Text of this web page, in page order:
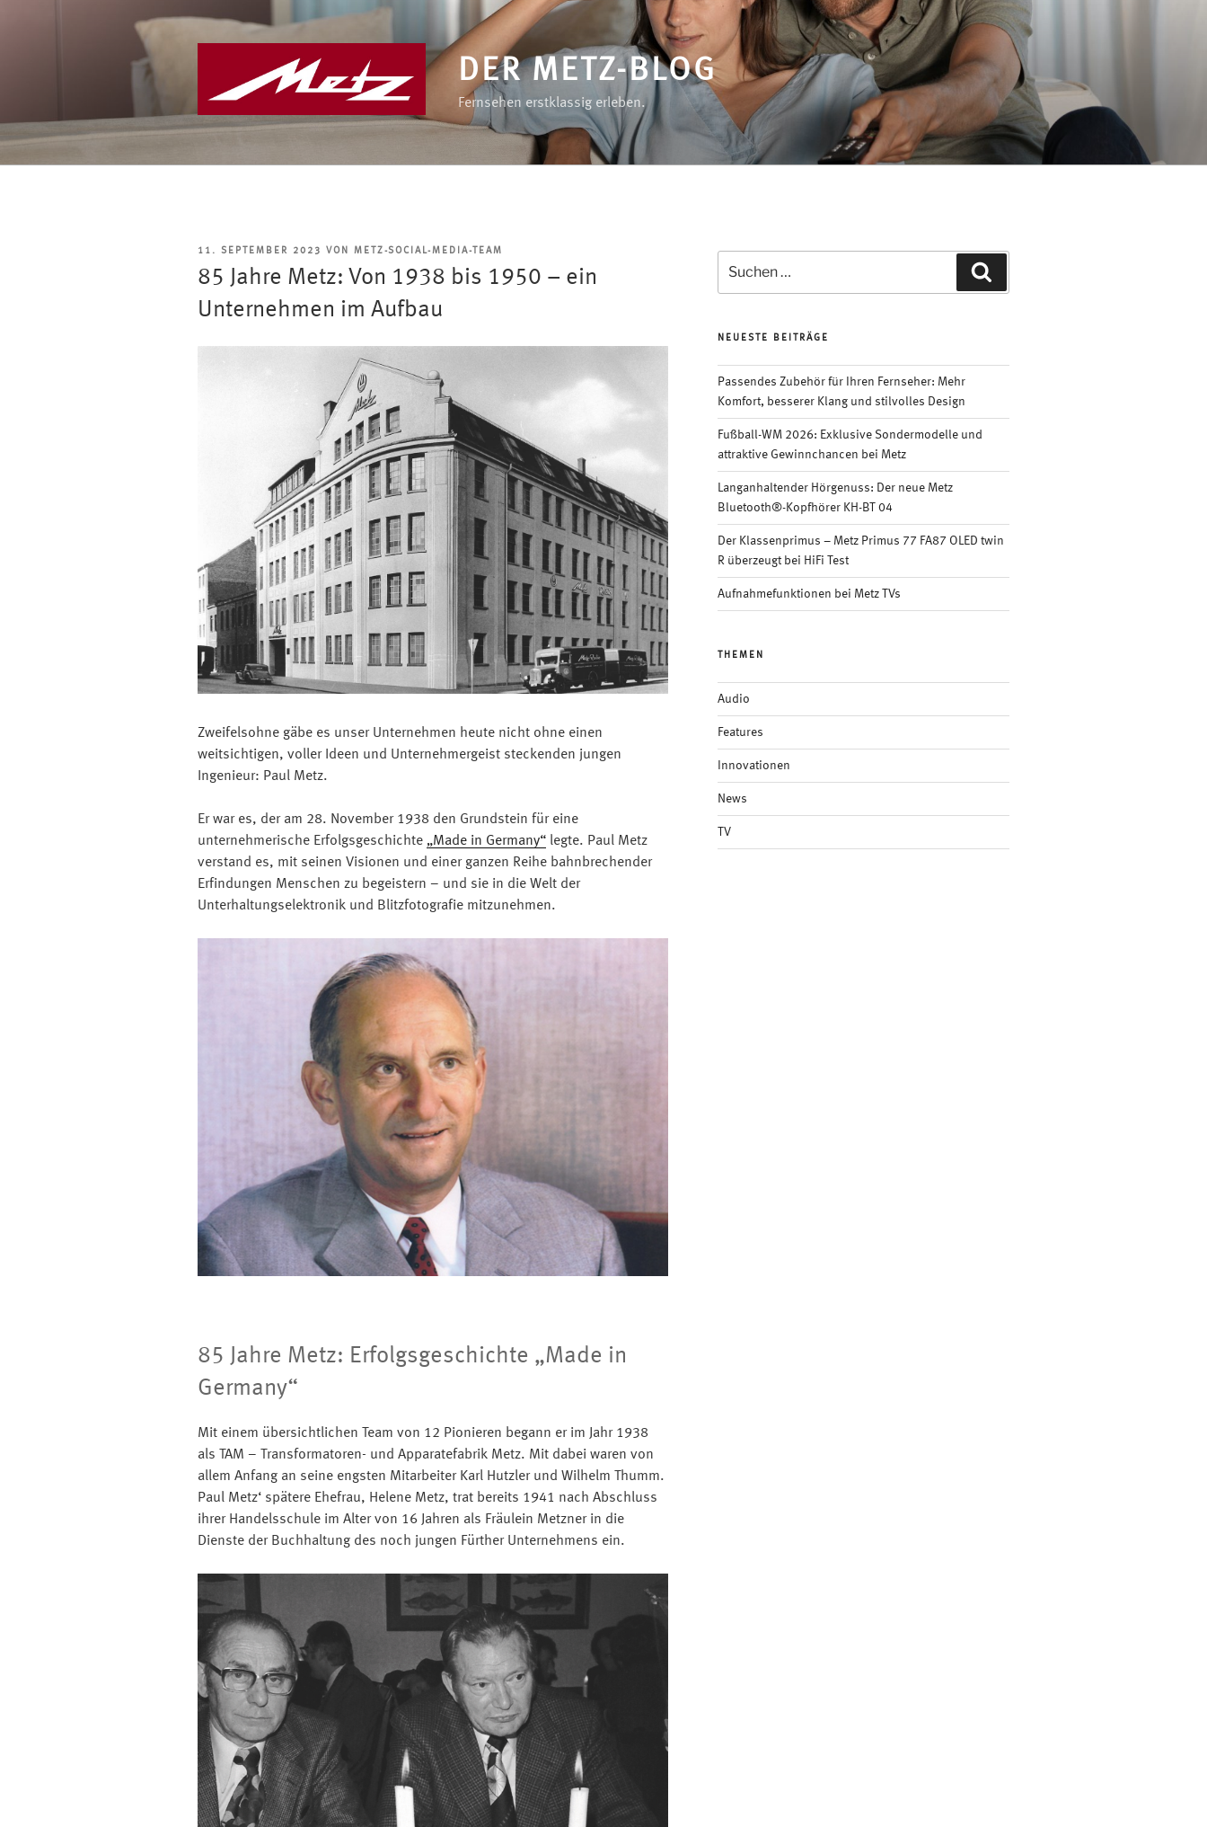
DER METZ-BLOG
Fernsehen erstklassig erleben.
VERÖFFENTLICHT
11. SEPTEMBER 2023 VON METZ-SOCIAL-MEDIA-TEAM
85 Jahre Metz: Von 1938 bis 1950 – ein
Unternehmen im Aufbau
Zweifelsohne gäbe es unser Unternehmen heute nicht ohne einen
weitsichtigen, voller Ideen und Unternehmergeist steckenden jungen
Ingenieur: Paul Metz.
Er war es, der am 28. November 1938 den Grundstein für eine
unternehmerische Erfolgsgeschichte „Made in Germany“ legte. Paul Metz
verstand es, mit seinen Visionen und einer ganzen Reihe bahnbrechender
Erfindungen Menschen zu begeistern – und sie in die Welt der
Unterhaltungselektronik und Blitzfotografie mitzunehmen.
85 Jahre Metz: Erfolgsgeschichte „Made in
Germany“
Mit einem übersichtlichen Team von 12 Pionieren begann er im Jahr 1938
als TAM – Transformatoren- und Apparatefabrik Metz. Mit dabei waren von
allem Anfang an seine engsten Mitarbeiter Karl Hutzler und Wilhelm Thumm.
Paul Metz‘ spätere Ehefrau, Helene Metz, trat bereits 1941 nach Abschluss
ihrer Handelsschule im Alter von 16 Jahren als Fräulein Metzner in die
Dienste der Buchhaltung des noch jungen Fürther Unternehmens ein.
nach:
NEUESTE BEITRÄGE
Passendes Zubehör für Ihren Fernseher: Mehr
Komfort, besserer Klang und stilvolles Design
Fußball-WM 2026: Exklusive Sondermodelle und
attraktive Gewinnchancen bei Metz
Langanhaltender Hörgenuss: Der neue Metz
Bluetooth®-Kopfhörer KH-BT 04
Der Klassenprimus – Metz Primus 77 FA87 OLED twin
R überzeugt bei HiFi Test
Aufnahmefunktionen bei Metz TVs
THEMEN
Audio
Features
Innovationen
News
TV